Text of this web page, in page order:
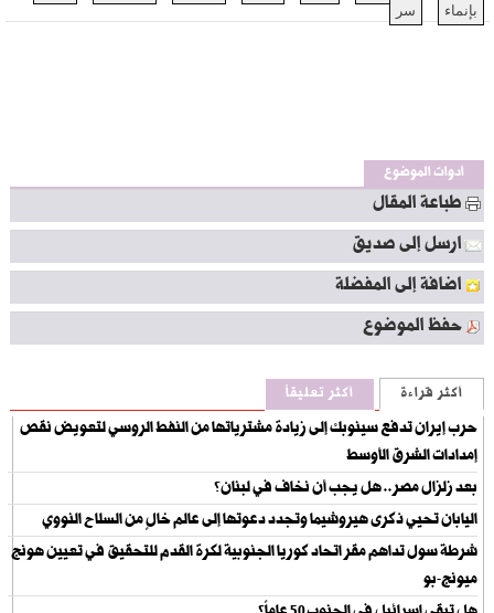
بإنماء
سر
أدوات الموضوع
طباعة المقال
ارسل إلى صديق
اضافة إلى المفضلة
حفظ الموضوع
أكثر قراءة أكثر تعليقاً
حرب إيران تدفع سينوبك إلى زيادة مشترياتها من النفط الروسي لتعويض نقص
إمدادات الشرق الأوسط
بعد زلزال مصر.. هل يجب أن نخاف في لبنان؟
اليابان تحيي ذكرى هيروشيما وتجدد دعوتها إلى عالم خالٍ من السلاح النووي
شرطة سول تداهم مقر اتحاد كوريا الجنوبية لكرة القدم للتحقيق في تعيين هونج
ميونج-بو